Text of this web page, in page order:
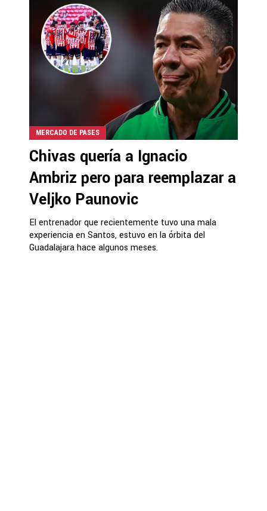
MERCADO DE PASES
Chivas quería a Ignacio
Ambriz pero para reemplazar a
Veljko Paunovic
El entrenador que recientemente tuvo una mala
experiencia en Santos, estuvo en la órbita del
Guadalajara hace algunos meses.